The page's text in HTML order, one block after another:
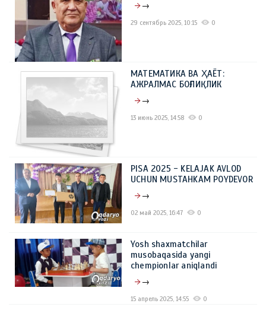
→
29 сентябрь 2025, 10:15 0
МАТЕМАТИКА ВА ҲАЁТ:
АЖРАЛМАС БОҒЛИҚЛИК
→
13 июнь 2025, 14:58 0
PISA 2025 - KELAJAK AVLOD
UCHUN MUSTAHKAM POYDEVOR
→
02 май 2025, 16:47 0
Yosh shaxmatchilar
musobaqasida yangi
chempionlar aniqlandi
→
15 апрель 2025, 14:55 0